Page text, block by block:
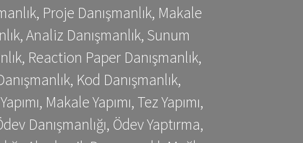
Proje Danışmanlık, Makale
Analiz Danışmanlık, Sunum
Reaction Paper Danışmanlık,
Kod Danışmanlık,
Makale Yapımı, Tez Yapımı,
Danışmanlığı, Ödev Yaptırma,